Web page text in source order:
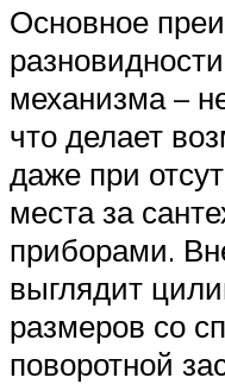
Основное
механизма –
что делает
даже при
места за
приборами.
выглядит
размеров со
поворотной